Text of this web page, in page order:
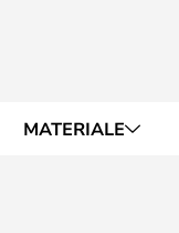
MATERIALE